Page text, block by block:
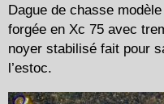
Dague de chasse
forgée en Xc 75 avec
noyer stabilisé fait pour
l’estoc.